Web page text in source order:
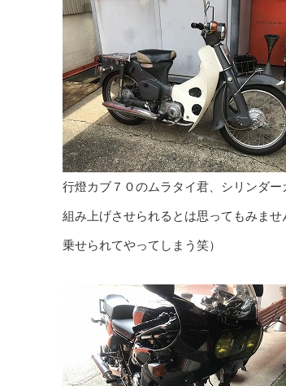
行燈カブ７０のムラタイ君、シリンダ
組み上げさせられるとは思ってもみませ
乗せられてやってしまう笑）